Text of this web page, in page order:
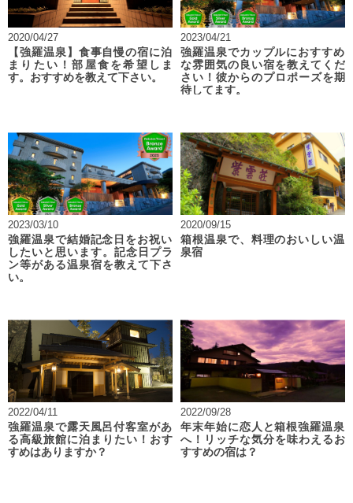
2020/04/27
【強羅温泉】食事自慢の宿に泊
まりたい！部屋食を希望しま
す。おすすめを教えて下さい。
2023/04/21
強羅温泉でカップルにおすすめ
な雰囲気の良い宿を教えてくだ
さい！彼からのプロポーズを期
待してます。
2023/03/10
強羅温泉で結婚記念日をお祝い
したいと思います。記念日プラ
ン等がある温泉宿を教えて下さ
い。
2020/09/15
箱根温泉で、料理のおいしい温
泉宿
2022/04/11
強羅温泉で露天風呂付客室があ
る高級旅館に泊まりたい！おす
すめはありますか？
2022/09/28
年末年始に恋人と箱根強羅温泉
へ！リッチな気分を味わえるお
すすめの宿は？